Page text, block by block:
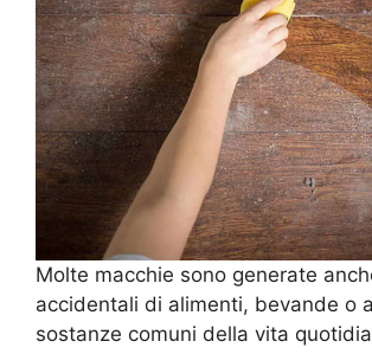
Molte macchie sono generate
accidentali di alimenti, bevande o
sostanze comuni della vita